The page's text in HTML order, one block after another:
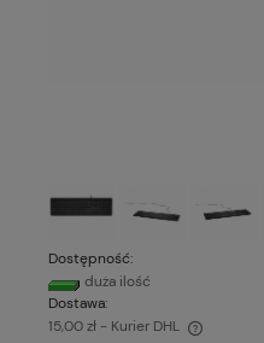
Dostępność:
duża ilość
Dostawa:
15,00 zł - Kurier DHL